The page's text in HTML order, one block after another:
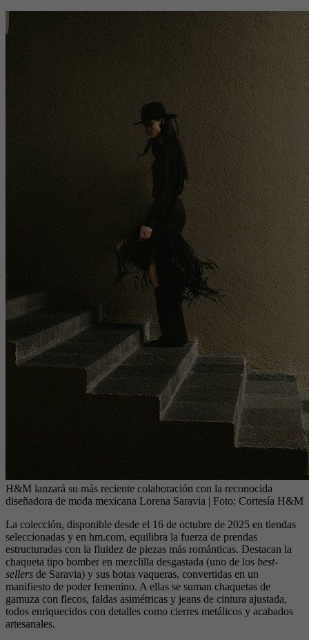
H&M lanzará su más reciente colaboración con la reconocida
diseñadora de moda mexicana Lorena Saravia | Foto: Cortesía H&M
La colección, disponible desde el 16 de octubre de 2025 en tiendas
seleccionadas y en hm.com, equilibra la fuerza de prendas
estructuradas con la fluidez de piezas más románticas. Destacan la
chaqueta tipo bomber en mezclilla desgastada (uno de los best-
sellers de Saravia) y sus botas vaqueras, convertidas en un
manifiesto de poder femenino. A ellas se suman chaquetas de
gamuza con flecos, faldas asimétricas y jeans de cintura ajustada,
todos enriquecidos con detalles como cierres metálicos y acabados
artesanales.